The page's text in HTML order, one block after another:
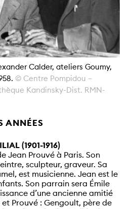
Calder, ateliers Goumy,
© Centre Pompidou –
Kandinsky-Dist. RMN-
ANNÉES
(1901-1916)
Jean Prouvé à Paris. Son
sculpteur, graveur. Sa
est musicienne. Jean est le
Son parrain sera Émile
d’une ancienne amitié
Prouvé : Gengoult, père de